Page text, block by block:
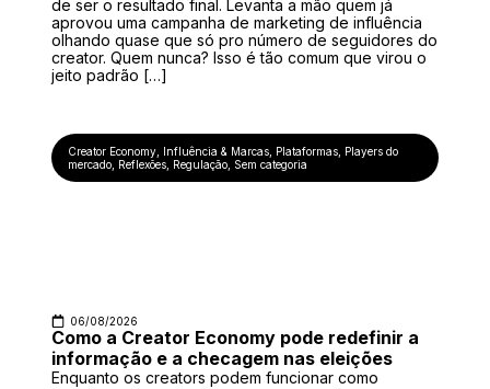
de ser o resultado final. Levanta a mão quem já
aprovou uma campanha de marketing de influência
olhando quase que só pro número de seguidores do
creator. Quem nunca? Isso é tão comum que virou o
jeito padrão […]
Creator Economy, Influência & Marcas, Plataformas, Players do
mercado, Reflexões, Regulação, Sem categoria
06/08/2026
Como a Creator Economy pode redefinir a
informação e a checagem nas eleições
Enquanto os creators podem funcionar como